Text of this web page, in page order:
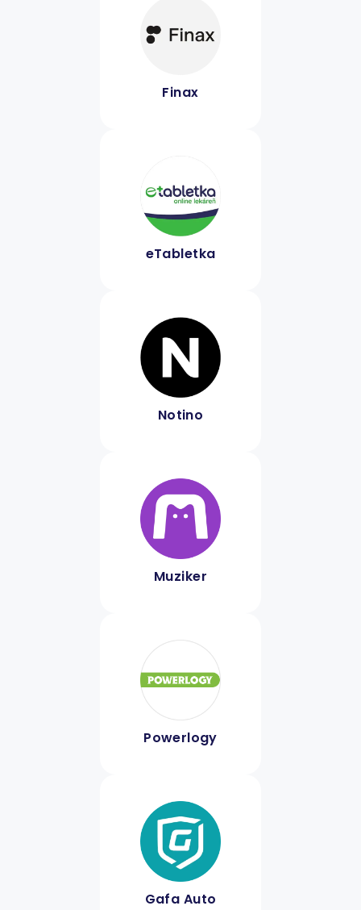
Finax
eTabletka
Notino
Muziker
Powerlogy
Gafa Auto